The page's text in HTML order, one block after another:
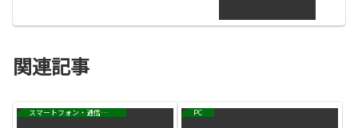
関連記事
スマートフォン・通信機器 PC